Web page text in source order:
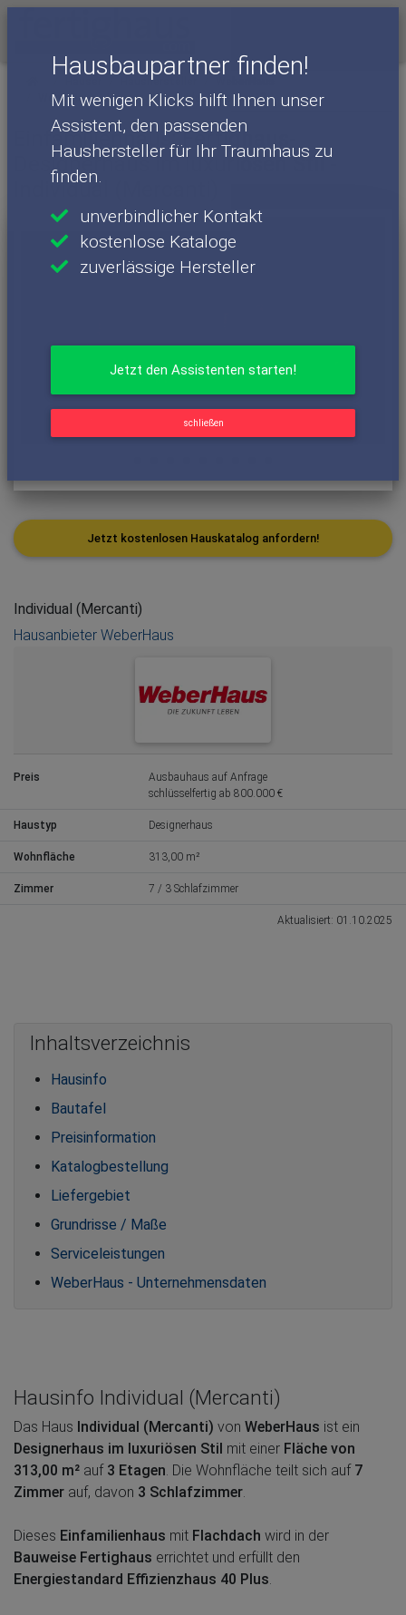
Hausbaupartner finden!
Mit wenigen Klicks hilft Ihnen unser
Assistent, den passenden
Haushersteller für Ihr Traumhaus zu
finden.
unverbindlicher Kontakt
kostenlose Kataloge
zuverlässige Hersteller
Jetzt den Assistenten starten!
schließen
Haushersteller
WeberHaus - Häuser
Individual (Mercanti)
Einfamilienhaus: Fertighaus-
Designerhaus im luxuriösen Stil -
Individual (Mercanti)
Individual (Mercanti)
Hausanbieter WeberHaus
Preis
Ausbauhaus auf Anfrage
schlüsselfertig ab 800.000 €
Haustyp Designerhaus
Wohnfläche 313,00 m²
Zimmer 7 / 3 Schlafzimmer
Aktualisiert: 01.10.2025
Jetzt kostenlosen Hauskatalog anfordern!
Inhaltsverzeichnis
Hausinfo
Bautafel
Preisinformation
Katalogbestellung
Liefergebiet
Grundrisse / Maße
Serviceleistungen
WeberHaus - Unternehmensdaten
Hausinfo Individual (Mercanti)
Das Haus Individual (Mercanti) von WeberHaus ist ein
Designerhaus im luxuriösen Stil mit einer Fläche von
313,00 m² auf 3 Etagen . Die Wohnfläche teilt sich auf 7
Zimmer auf, davon 3 Schlafzimmer
Dieses Einfamilienhaus mit Flachdach wird in der
Bauweise Fertighaus errichtet und erfüllt den
Energiestandard Effizienzhaus 40 Plus